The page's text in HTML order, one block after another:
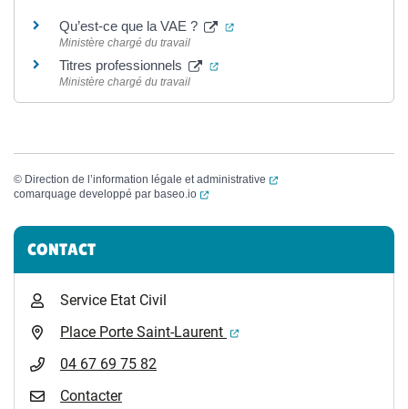
Qu’est-ce que la VAE ? (ouverture dans un nouvel
Ministère chargé du travail
Titres professionnels (ouverture dans un nouvel
Ministère chargé du travail
© Direction de l’information légale et administrative
(ouverture dans un
comarquage developpé par baseo.io (ouverture dans un nouvel onglet)
Informations complémentaires
CONTACT
Service Etat Civil
Place Porte Saint-Laurent
(ouverture dans un
04 67 69 75 82
Contacter